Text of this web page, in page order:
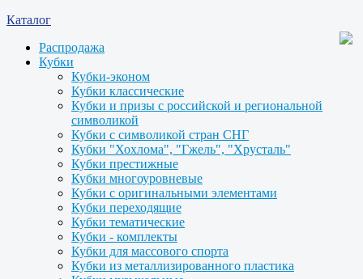
Каталог
Распродажа
Кубки
Кубки-эконом
Кубки классические
Кубки и призы с российской и региональной
символикой
Кубки с символикой стран СНГ
Кубки "Хохлома", "Гжель", "Хрусталь"
Кубки престижные
Кубки многоуровневые
Кубки с оригинальными элементами
Кубки переходящие
Кубки тематические
Кубки - комплекты
Кубки для массового спорта
Кубки из металлизированного пластика